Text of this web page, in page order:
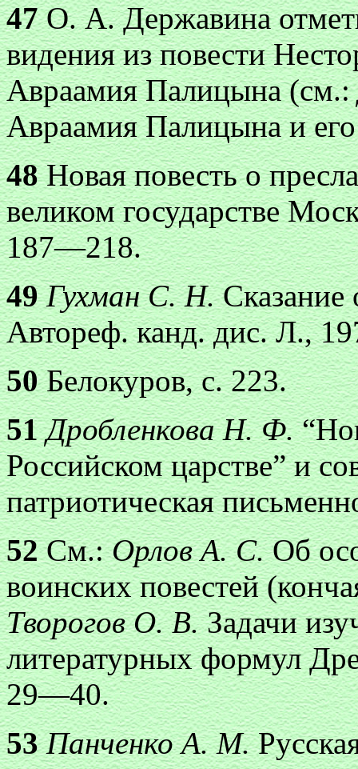
47О. А. Державина
видения из повести
Авраамия Палицына (см.:
Авраамия Палицына и
48Новая повесть о
великом государстве
187—218.
49 Гухман С. Н.Сказание
Автореф. канд. дис. Л.,
50Белокуров, с. 223.
51 Дробленкова Н. Ф.
Российском царстве” и
патриотическая
52См.:Орлов А. С.Об
воинских повестей
Творогов О. В.Задачи
литературных формул
29—40.
53 Панченко А. М.